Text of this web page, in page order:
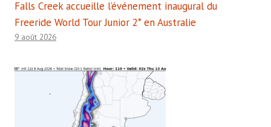
Falls Creek accueille l’événement inaugural du
Freeride World Tour Junior 2* en Australie
9 août 2026